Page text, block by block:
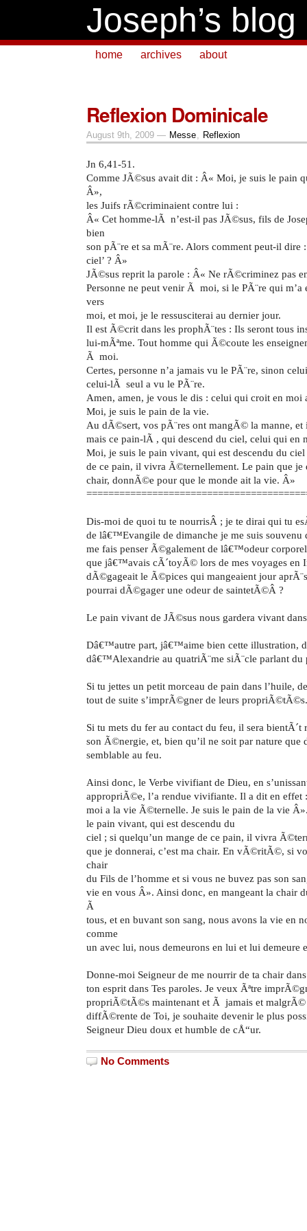
Joseph’s blog
home archives about
Reflexion Dominicale
August 9th, 2009 — Messe, Reflexion
Jn 6,41-51.
Comme JÃ©sus avait dit : Â« Moi, je suis le pain
Â»,
les Juifs rÃ©criminaient contre lui :
Â« Cet homme-lÃ n’est-il pas JÃ©sus, fils de
bien
son pÃ¨re et sa mÃ¨re. Alors comment peut-il dire
ciel’ ? Â»
JÃ©sus reprit la parole : Â« Ne rÃ©criminez pas
Personne ne peut venir Ã moi, si le PÃ¨re qui
vers
moi, et moi, je le ressusciterai au dernier jour.
Il est Ã©crit dans les prophÃ¨tes : Ils seront tous
lui-mÃªme. Tout homme qui Ã©coute les
Ã moi.
Certes, personne n’a jamais vu le PÃ¨re, sinon
celui-lÃ seul a vu le PÃ¨re.
Amen, amen, je vous le dis : celui qui croit en
Moi, je suis le pain de la vie.
Au dÃ©sert, vos pÃ¨res ont mangÃ© la manne, et
mais ce pain-lÃ , qui descend du ciel, celui qui en
Moi, je suis le pain vivant, qui est descendu du
de ce pain, il vivra Ã©ternellement. Le pain que je
chair, donnÃ©e pour que le monde ait la vie. Â»
Dis-moi de quoi tu te nourrisÂ ; je te dirai qui tu
de lâ€™Evangile de dimanche je me suis souvenu
me fais penser Ã©galement de lâ€™odeur
que jâ€™avais cÃ´toyÃ© lors de mes voyages en
dÃ©gageait le Ã©pices qui mangeaient jour
pourrai dÃ©gager une odeur de saintetÃ©Â ?
Le pain vivant de JÃ©sus nous gardera vivant
Dâ€™autre part, jâ€™aime bien cette illustration,
dâ€™Alexandrie au quatriÃ¨me siÃ¨cle parlant
Si tu jettes un petit morceau de pain dans l’huile,
tout de suite s’imprÃ©gner de leurs propriÃ©tÃ©s.
Si tu mets du fer au contact du feu, il sera bientÃ´t
son Ã©nergie, et, bien qu’il ne soit par nature que
semblable au feu.
Ainsi donc, le Verbe vivifiant de Dieu, en
appropriÃ©e, l’a rendue vivifiante. Il a dit en effet
moi a la vie Ã©ternelle. Je suis le pain de la vie
le pain vivant, qui est descendu du
ciel ; si quelqu’un mange de ce pain, il vivra
que je donnerai, c’est ma chair. En vÃ©ritÃ©, si
chair
du Fils de l’homme et si vous ne buvez pas son
vie en vous Â». Ainsi donc, en mangeant la chair
Ã
tous, et en buvant son sang, nous avons la vie en
comme
un avec lui, nous demeurons en lui et lui demeure
Donne-moi Seigneur de me nourrir de ta chair
ton esprit dans Tes paroles. Je veux Ãªtre
propriÃ©tÃ©s maintenant et Ã jamais et malgrÃ©
diffÃ©rente de Toi, je souhaite devenir le plus
Seigneur Dieu doux et humble de cÅ“ur.
No Comments